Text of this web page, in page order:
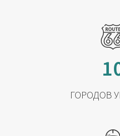
ГОРОДОВ